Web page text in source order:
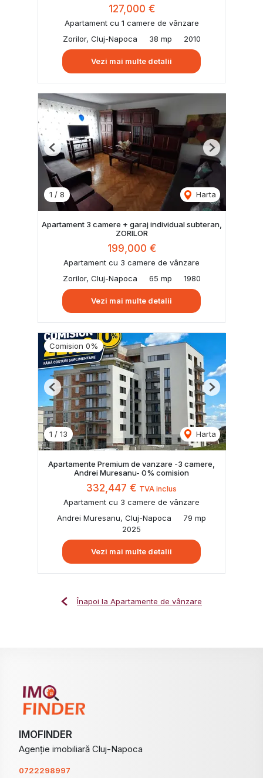
127,000 €
Apartament cu 1 camere de vânzare
Zorilor, Cluj-Napoca
38 mp 2010
Vezi mai multe detalii
1 / 8 Harta
Previous Next
Apartament 3 camere + garaj individual subteran,
ZORILOR
199,000 €
Apartament cu 3 camere de vânzare
Zorilor, Cluj-Napoca
65 mp 1980
Vezi mai multe detalii
Comision 0%
1 / 13 Harta
Previous Next
Apartamente Premium de vanzare -3 camere,
Andrei Muresanu- 0% comision
332,447 € TVA inclus
Apartament cu 3 camere de vânzare
Andrei Muresanu, Cluj-Napoca
79 mp
2025
Vezi mai multe detalii
Înapoi la Apartamente de vânzare
IMOFINDER
Agenție imobiliară Cluj-Napoca
0722298997